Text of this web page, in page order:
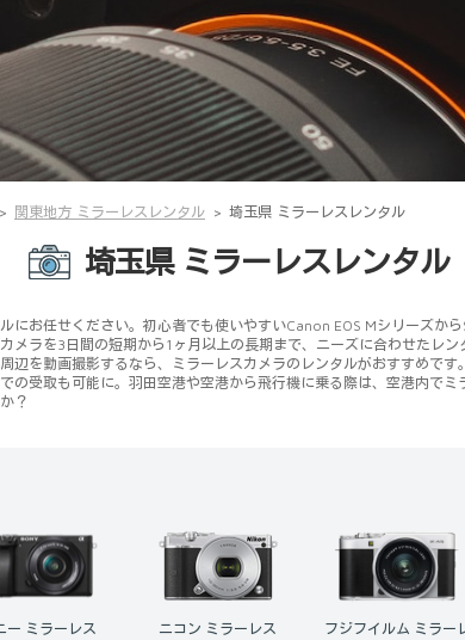
関東地方 ミラーレスレンタル 埼玉県 ミラーレスレンタル
埼玉県 ミラーレスレンタル
お任せください。初心者でも使いやすいCanon EOS Mシリーズか
メラを3日間の短期から1ヶ月以上の長期まで、ニーズに合わせたレ
辺を動画撮影するなら、ミラーレスカメラのレンタルがおすすめで
の受取も可能に。羽田空港や空港から飛行機に乗る際は、空港内で
？
ン ミラーレス
フジフイルム ミラーレ
ミラーレス 1日だけ